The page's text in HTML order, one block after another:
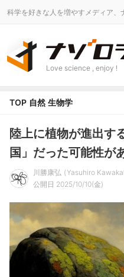
科学を好きな人を増やすメディア、
Love science , enjoy !
TOP 自然 生物学
陸上に植物が進出す
国」だった可能性が
川勝康弘
Yasuhiro
公開日 2025/10/10(金)